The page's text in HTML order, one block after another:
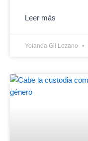
Leer más
Yolanda Gil Lozano